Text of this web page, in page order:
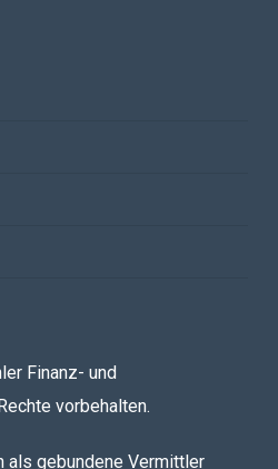
Finanz- und
vorbehalten.
als gebundene Vermittler